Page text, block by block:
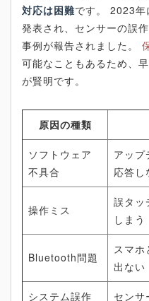
対応は困難です。 2023年
発表され、センサーの誤
事例が報告されました。
可能なこともあるため、
が賢明です。
原因の種類
ソフトウェア
不具合
アップ
応答し
操作ミス
誤タッ
しまう
Bluetooth問題
スマ
出ない
システム誤作 センサ